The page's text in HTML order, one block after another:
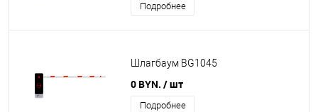
Подробнее
Шлагбаум BG1045
0 BYN. / шт
Подробнее